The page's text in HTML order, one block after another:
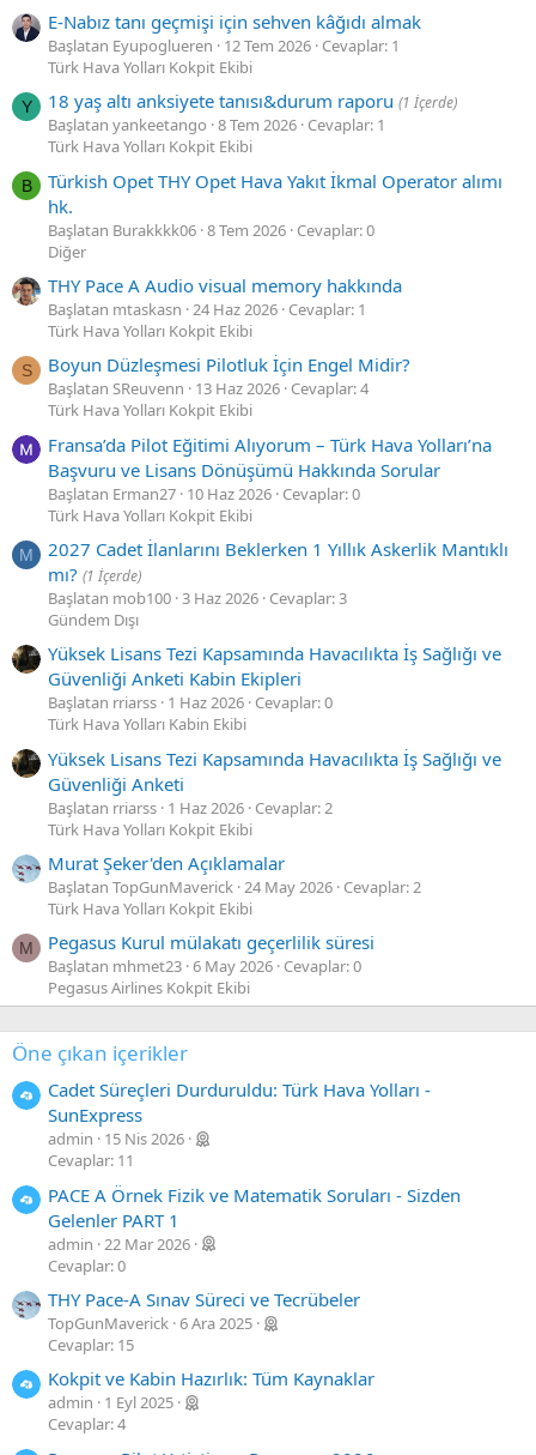
E-Nabız tanı geçmişi için sehven kâğıdı almak
Başlatan Eyupoglueren 12 Tem 2026 Cevaplar: 1
Türk Hava Yolları Kokpit Ekibi
Y 18 yaş altı anksiyete tanısı&durum raporu (1 İçerde)
Başlatan yankeetango 8 Tem 2026 Cevaplar: 1
Türk Hava Yolları Kokpit Ekibi
B
Türkish Opet THY Opet Hava Yakıt İkmal Operator alımı
hk.
Başlatan Burakkkk06 8 Tem 2026 Cevaplar: 0
Diğer
THY Pace A Audio visual memory hakkında
Başlatan mtaskasn 24 Haz 2026 Cevaplar: 1
Türk Hava Yolları Kokpit Ekibi
S Boyun Düzleşmesi Pilotluk İçin Engel Midir?
Başlatan SReuvenn 13 Haz 2026 Cevaplar: 4
Türk Hava Yolları Kokpit Ekibi
Fransa’da Pilot Eğitimi Alıyorum – Türk Hava Yolları’na
Başvuru ve Lisans Dönüşümü Hakkında Sorular
Başlatan Erman27 10 Haz 2026 Cevaplar: 0
Türk Hava Yolları Kokpit Ekibi
M
2027 Cadet İlanlarını Beklerken 1 Yıllık Askerlik Mantıklı
mı? (1 İçerde)
Başlatan mob100 3 Haz 2026 Cevaplar: 3
Gündem Dışı
Yüksek Lisans Tezi Kapsamında Havacılıkta İş Sağlığı ve
Güvenliği Anketi Kabin Ekipleri
Başlatan rriarss 1 Haz 2026 Cevaplar: 0
Türk Hava Yolları Kabin Ekibi
Yüksek Lisans Tezi Kapsamında Havacılıkta İş Sağlığı ve
Güvenliği Anketi
Başlatan rriarss 1 Haz 2026 Cevaplar: 2
Türk Hava Yolları Kokpit Ekibi
Murat Şeker'den Açıklamalar
Başlatan TopGunMaverick 24 May 2026 Cevaplar: 2
Türk Hava Yolları Kokpit Ekibi
M Pegasus Kurul mülakatı geçerlilik süresi
Başlatan mhmet23 6 May 2026 Cevaplar: 0
Pegasus Airlines Kokpit Ekibi
Öne çıkan içerikler
Cadet Süreçleri Durduruldu: Türk Hava Yolları -
SunExpress
admin
15 Nis 2026
Cevaplar: 11
PACE A Örnek Fizik ve Matematik Soruları - Sizden
Gelenler PART 1
admin 22 Mar 2026
Cevaplar: 0
THY Pace-A Sınav Süreci ve Tecrübeler
TopGunMaverick 6 Ara 2025
Cevaplar: 15
Kokpit ve Kabin Hazırlık: Tüm Kaynaklar
admin
1 Eyl 2025
Cevaplar: 4